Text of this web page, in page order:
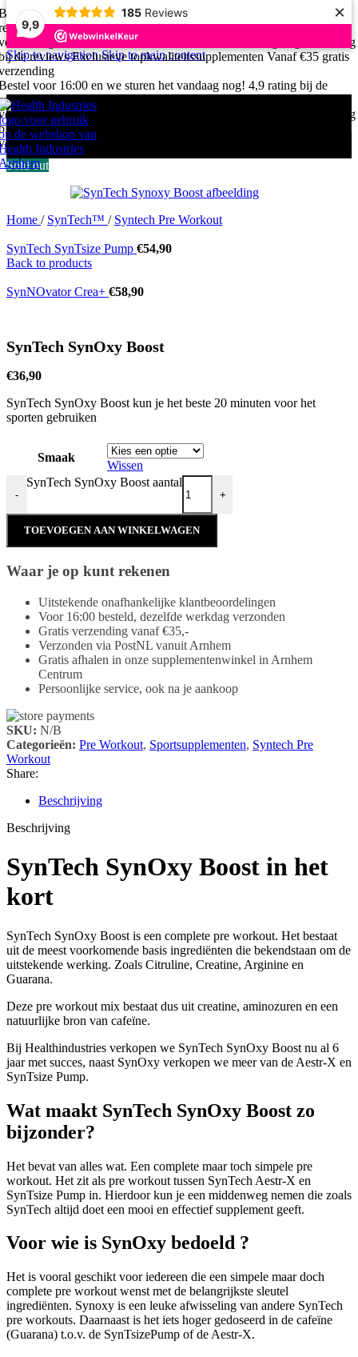
9,9
185 Reviews ×
Skip to navigationSkip to main content
voor 16:00 en we sturen het vandaag nog!
Exclusieve topkwaliteitssupplementenVanaf €35 gratis
Bestel voor 16:00 en we sturen het vandaag nog!
4,9 rating
de reviewsExclusieve topkwaliteitssupplementenVanaf €35 gratis
voor 16:00 en we sturen het vandaag nog! 4,9 rating bij de
Exclusieve topkwaliteitssupplementen
Bestel voor 16:00 en we sturen het vandaag nog!
4,9 rating
de reviewsExclusieve topkwaliteitssupplementen
Sold out
Home / SynTech™ / Syntech Pre Workout
SynTech SynTsize Pump €54,90
Back to products
SynNOvator Crea+ €58,90
SynTech SynOxy Boost
€36,90
SynTech SynOxy Boost kun je het beste 20 minuten voor het
sporten gebruiken
Smaak
Wissen
-
SynTech SynOxy Boost aantal
+
TOEVOEGEN AAN WINKELWAGEN
Waar je op kunt rekenen
Uitstekende onafhankelijke klantbeoordelingen
Voor 16:00 besteld, dezelfde werkdag verzonden
Gratis verzending vanaf €35,-
Verzonden via PostNL vanuit Arnhem
Gratis afhalen in onze supplementenwinkel in Arnhem
Centrum
Persoonlijke service, ook na je aankoop
SKU: N/B
Categorieën: Pre Workout, Sportsupplementen, Syntech Pre
Workout
Share:
Beschrijving
Beschrijving
SynTech SynOxy Boost in het
kort
SynTech SynOxy Boost is een complete pre workout. Het bestaat
uit de meest voorkomende basis ingrediënten die bekendstaan om de
uitstekende werking. Zoals Citruline, Creatine, Arginine en
Guarana.
Deze pre workout mix bestaat dus uit creatine, aminozuren en een
natuurlijke bron van cafeïne.
Bij Healthindustries verkopen we SynTech SynOxy Boost nu al 6
jaar met succes, naast SynOxy verkopen we meer van de Aestr-X en
SynTsize Pump.
Wat maakt SynTech SynOxy Boost zo
bijzonder?
Het bevat van alles wat. Een complete maar toch simpele pre
workout. Het zit als pre workout tussen SynTech Aestr-X en
SynTsize Pump in. Hierdoor kun je een middenweg nemen die zoals
SynTech altijd doet een mooi en effectief supplement geeft.
Voor wie is SynOxy bedoeld ?
Het is vooral geschikt voor iedereen die een simpele maar doch
complete pre workout wenst met de belangrijkste sleutel
ingrediënten. Synoxy is een leuke afwisseling van andere SynTech
pre workouts. Daarnaast is het iets hoger gedoseerd in de cafeïne
(Guarana) t.o.v. de SynTsizePump of de Aestr-X.